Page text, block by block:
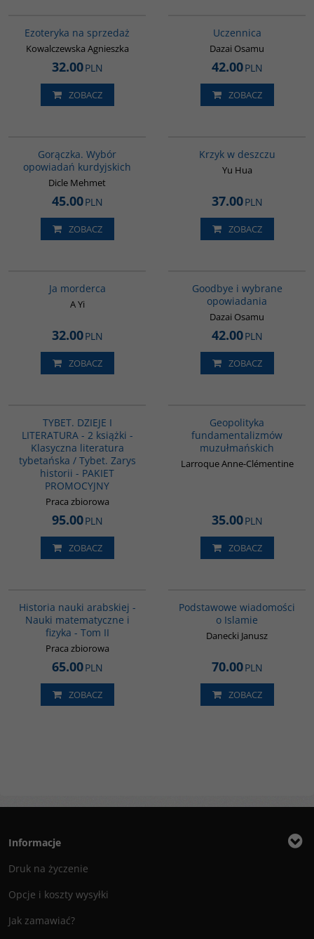
Ezoteryka na sprzedaż
Kowalczewska Agnieszka
32.00PLN
ZOBACZ
Uczennica
Dazai Osamu
42.00PLN
ZOBACZ
Gorączka. Wybór
opowiadań kurdyjskich
Dicle Mehmet
45.00PLN
ZOBACZ
Krzyk w deszczu
Yu Hua
37.00PLN
ZOBACZ
Ja morderca
A Yi
32.00PLN
ZOBACZ
Goodbye i wybrane
opowiadania
Dazai Osamu
42.00PLN
ZOBACZ
TYBET. DZIEJE I
LITERATURA - 2 książki -
Klasyczna literatura
tybetańska / Tybet. Zarys
historii - PAKIET
PROMOCYJNY
Praca zbiorowa
95.00PLN
ZOBACZ
Geopolityka
fundamentalizmów
muzułmańskich
Larroque Anne-Clémentine
35.00PLN
ZOBACZ
Historia nauki arabskiej -
Nauki matematyczne i
fizyka - Tom II
Praca zbiorowa
65.00PLN
ZOBACZ
Podstawowe wiadomości
o Islamie
Danecki Janusz
70.00PLN
ZOBACZ
Informacje
Druk na życzenie
Opcje i koszty wysyłki
Jak zamawiać?